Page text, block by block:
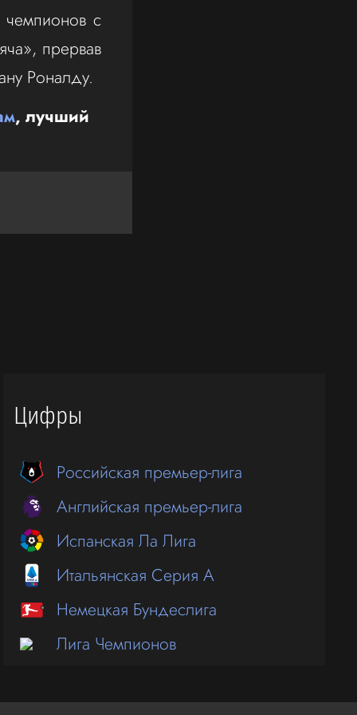
с
прервав
Роналду.
, лучший
Цифры
Российская премьер-лига
Английская премьер-лига
Испанская Ла Лига
Итальянская Серия А
Немецкая Бундеслига
Лига Чемпионов